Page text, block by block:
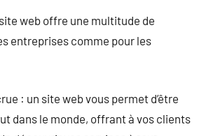
web offre une multitude de
entreprises comme pour les
: un site web vous permet d’être
dans le monde, offrant à vos clients